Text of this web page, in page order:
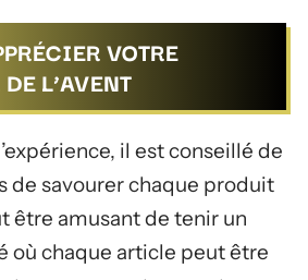
VOTRE
L’AVENT
il est conseillé de
de savourer chaque produit
être amusant de tenir un
où chaque article peut être